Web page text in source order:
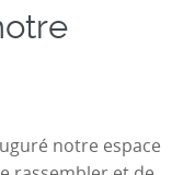
notre espace